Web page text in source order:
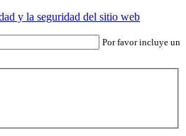
y la seguridad del sitio web
Por favor incluye un